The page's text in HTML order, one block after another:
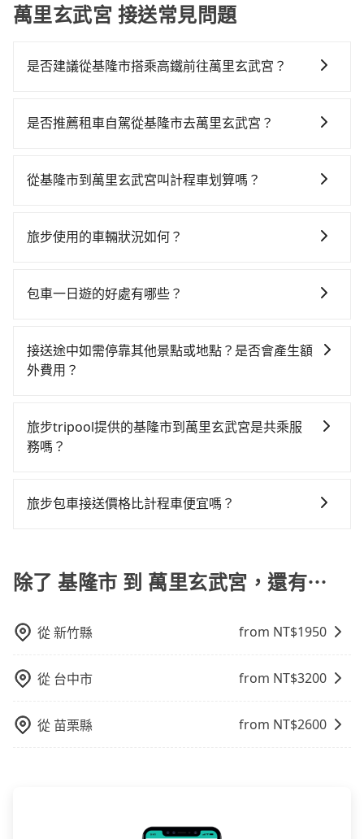
萬里玄武宮 接送常見問題
是否建議從基隆市搭乘高鐵前往萬里玄武宮？
費時、轉車麻煩！南港-台北雖然一天最多時有101班車
近的南港高鐵站，叫一輛計程車花費約600元、車程約
鐵從南港站前往台北高鐵站，每人票價40元，再用15分
的目的地。全程加上轉車時間共2小時9分鐘，假設一人
擇搭乘高鐵而不預約包車，不僅至少額外負擔1,260元車
資，而且更會額外浪費96分鐘在轉乘與等車上，現在還
是否推薦租車自駕從基隆市去萬里玄武宮？
對的時間彈性，最重要的是你當天就要來回，那在基隆
公里再額外加收$3.2，從基隆市（仁愛區）到萬里玄武
和可能的每小時40元路邊停車費用預估進去，但額外的
類乘坐體驗較差的車款，如果人數超過四位，更是沒有
較大的七人座或九人座可供選擇，而且無人租車最令人
在開樂透一樣。另外，偶爾也會遇到明明已經預約了時
間但上一位用戶卻遲遲尚未歸還，又或者要還車時卻偏
便，但實際使用時還是有其區域的限制，實際可停靠的
從基隆市到萬里玄武宮叫計程車划算嗎？
灣大車隊、Uber和Yoxi，如果在路邊攔不到車，也可考
間。關於交通需要特別注意：像萬里玄武宮這樣的偏遠
表你需要事先預約，並且要做好等待較久的心理準備。
雖然基隆市區到萬里玄武宮的跳表小黃可能較為便宜，
便，反而能事先預約且品質穩定的tripool，可能更適合
你。
旅步使用的車輛狀況如何？
都是經過定期保養及維護的。我們致力於提供安全、舒
包車一日遊的好處有哪些？
願和需要來安排行程，其次，包車可以讓您更加深入地
體驗當地文化和風土人情，此外，包車還可以省去您自
自在。
接送途中如需停靠其他景點或地點？是否會產生額
外費用？
靠，您可以參考我們的「加點服務」，每個點距離在 5
公里內，需額外支付 200 元，且每個點最多停留 5 分
外支付費用。
旅步tripool提供的基隆市到萬里玄武宮是共乘服
務嗎？
預約時都依照乘客需求做選擇。如需專車接送，車內除
不會超過座位的上限。
旅步包車接送價格比計程車便宜嗎？
步費用比計程車低，且能讓您更能輕鬆掌握交通開支。
除了 基隆市 到 萬里玄武宮，還有⋯
從新竹縣 from NT$1950
從 台中市 from NT$3200
從 苗栗縣 from NT$2600